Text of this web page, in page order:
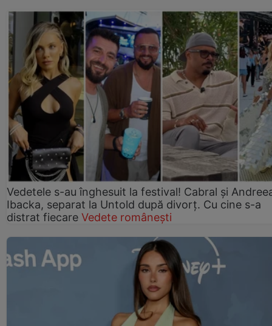
Vedetele s-au înghesuit la festival! Cabral și
Ibacka, separat la Untold după divorț. Cu cine s-a
distrat fiecare Vedete românești